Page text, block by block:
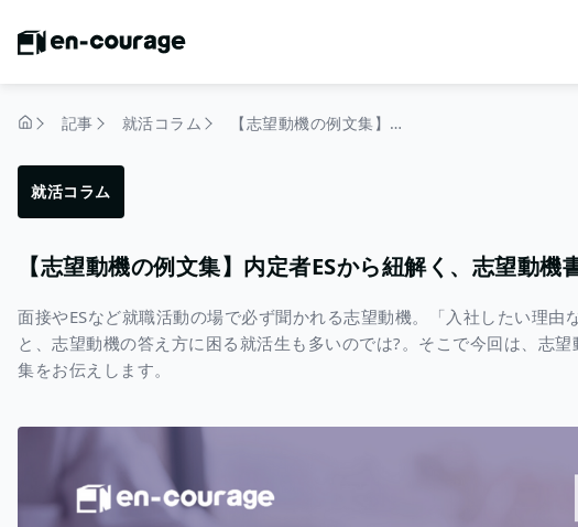
記事 就活コラム 【志望動機の例文集】内定者ESから紐解く、志望動機書き方の最適解
就活コラム
【志望動機の例文集】内定者ESから紐解く、志望動機
面接やESなど就職活動の場で必ず聞かれる志望動機。「入社したい理由
と、志望動機の答え方に困る就活生も多いのでは?。そこで今回は、志
集をお伝えします。